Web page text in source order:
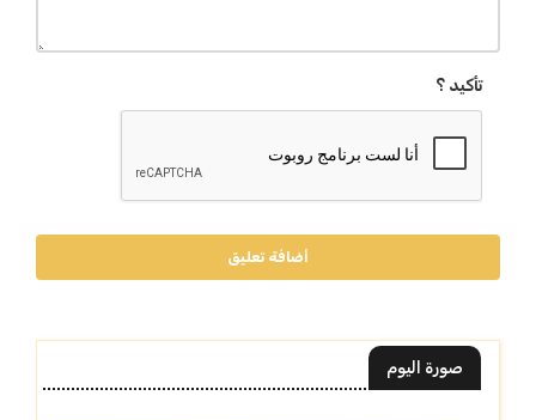
تأكيد ؟
أضافة تعليق
صورة اليوم